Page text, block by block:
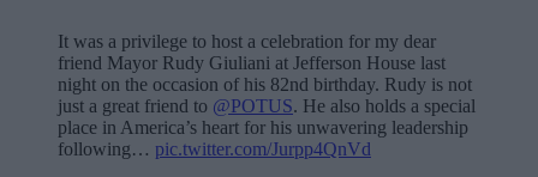
It was a privilege to host a celebration for my dear
friend Mayor Rudy Giuliani at Jefferson House last
night on the occasion of his 82nd birthday. Rudy is not
just a great friend to @POTUS. He also holds a special
place in America’s heart for his unwavering leadership
following… pic.twitter.com/Jurpp4QnVd